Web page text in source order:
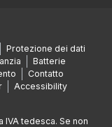
Protezione dei dati
Batterie
Contatto
Accessibility
tedesca. Se non